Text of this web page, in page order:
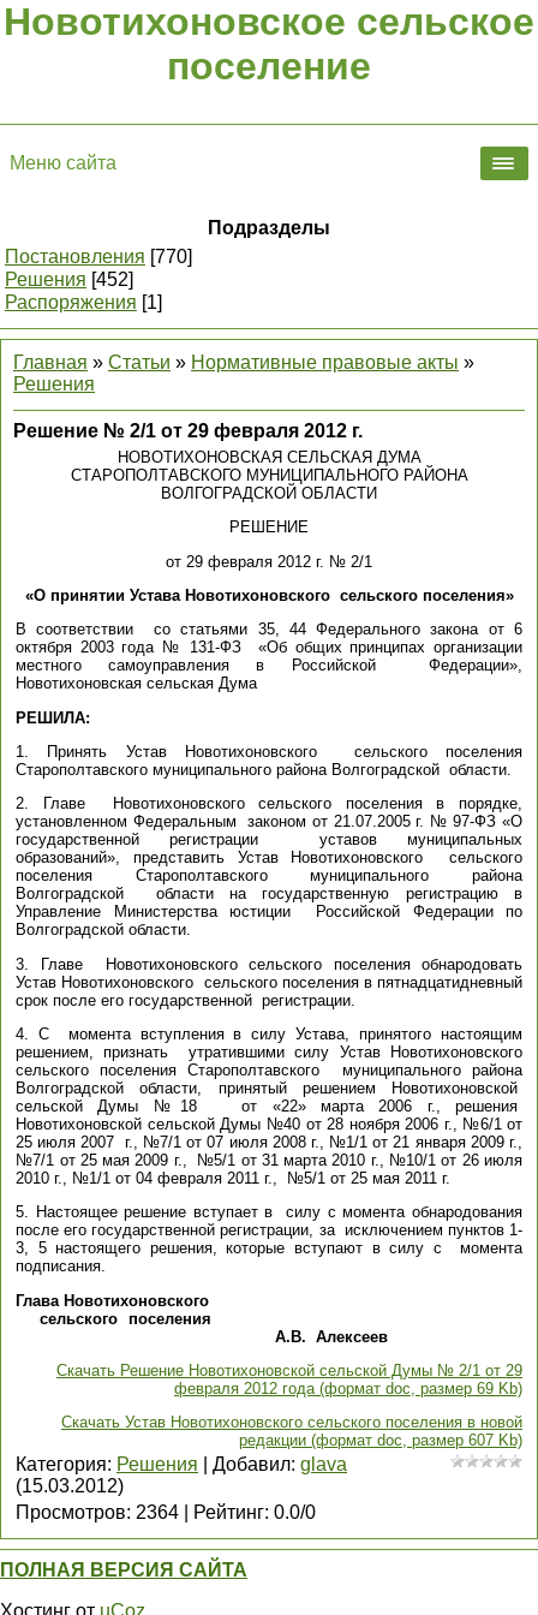
Новотихоновское сельское
поселение
Меню сайта
Подразделы
Постановления [770]
Решения [452]
Распоряжения [1]
Главная » Статьи » Нормативные правовые акты »
Решения
Решение № 2/1 от 29 февраля 2012 г.
НОВОТИХОНОВСКАЯ СЕЛЬСКАЯ ДУМА
СТАРОПОЛТАВСКОГО МУНИЦИПАЛЬНОГО РАЙОНА
ВОЛГОГРАДСКОЙ ОБЛАСТИ
РЕШЕНИЕ
от 29 февраля 2012 г. № 2/1
«О принятии Устава Новотихоновского сельского поселения»
В соответствии со статьями 35, 44 Федерального закона от 6
октября 2003 года № 131-ФЗ «Об общих принципах организации
местного самоуправления в Российской Федерации»,
Новотихоновская сельская Дума
РЕШИЛА:
1. Принять Устав Новотихоновского сельского поселения
Старополтавского муниципального района Волгоградской области.
2. Главе Новотихоновского сельского поселения в порядке,
установленном Федеральным законом от 21.07.2005 г. № 97-ФЗ «О
государственной регистрации уставов муниципальных
образований», представить Устав Новотихоновского сельского
поселения Старополтавского муниципального района
Волгоградской области на государственную регистрацию в
Управление Министерства юстиции Российской Федерации по
Волгоградской области.
3. Главе Новотихоновского сельского поселения обнародовать
Устав Новотихоновского сельского поселения в пятнадцатидневный
срок после его государственной регистрации.
4. С момента вступления в силу Устава, принятого настоящим
решением, признать утратившими силу Устав Новотихоновского
сельского поселения Старополтавского муниципального района
Волгоградской области, принятый решением Новотихоновской
сельской Думы №18 от «22» марта 2006 г., решения
Новотихоновской сельской Думы №40 от 28 ноября 2006 г., №6/1 от
25 июля 2007 г., №7/1 от 07 июля 2008 г., №1/1 от 21 января 2009 г.,
№7/1 от 25 мая 2009 г., №5/1 от 31 марта 2010 г., №10/1 от 26 июля
2010 г., №1/1 от 04 февраля 2011 г., №5/1 от 25 мая 2011 г.
5. Настоящее решение вступает в силу с момента обнародования
после его государственной регистрации, за исключением пунктов 1-
3, 5 настоящего решения, которые вступают в силу с момента
подписания.
Глава Новотихоновского
сельского поселения
А.В. Алексеев
Скачать Решение Новотихоновской сельской Думы № 2/1 от 29
февраля 2012 года (формат doc, размер 69 Kb)
Скачать Устав Новотихоновского сельского поселения в новой
редакции (формат doc, размер 607 Kb)
Категория: Решения Добавил: glava
(15.03.2012)
Просмотров: 2364 Рейтинг: 0.0/0
ПОЛНАЯ ВЕРСИЯ САЙТА
Хостинг от uCoz